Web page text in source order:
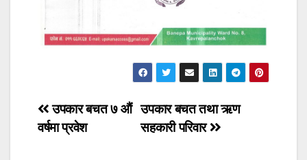
Post
navigation
उपकार बचत तथा ऋण
सहकारी परिवार
उपकार बचत ७ औं
वर्षमा प्रवेश